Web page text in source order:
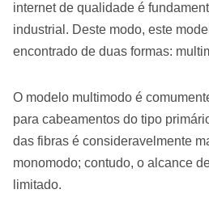
internet de qualidade é
industrial. Deste modo, este
encontrado de duas formas:
O modelo multimodo é
para cabeamentos do tipo
das fibras é consideravelmente
monomodo; contudo, o alcance
limitado.